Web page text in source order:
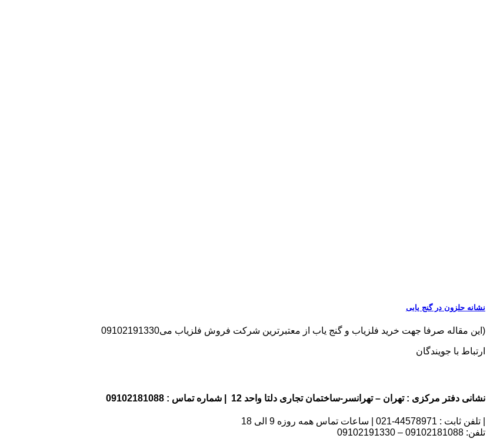
نشانه حلزون در گنج یابی
(این مقاله صرفا جهت خرید فلزیاب و گنج یاب از معتبرترین شرکت فروش فلزیاب می09102191330
ارتباط با جویندگان
نشانی دفتر مرکزی : تهران – تهرانسر-ساختمان تجاری دلتا واحد 12 | شماره تماس : 09102181088
| تلفن ثابت : 44578971-021 | ساعات تماس همه روزه 9 الی 18
تلفن: 09102181088 – 09102191330